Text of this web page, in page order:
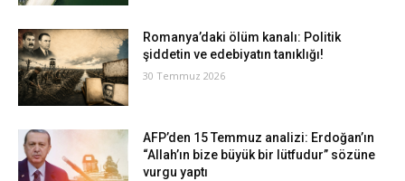
Romanya’daki ölüm kanalı: Politik
şiddetin ve edebiyatın tanıklığı!
30 Temmuz 2026
AFP’den 15 Temmuz analizi: Erdoğan’ın
“Allah’ın bize büyük bir lütfudur” sözüne
vurgu yaptı